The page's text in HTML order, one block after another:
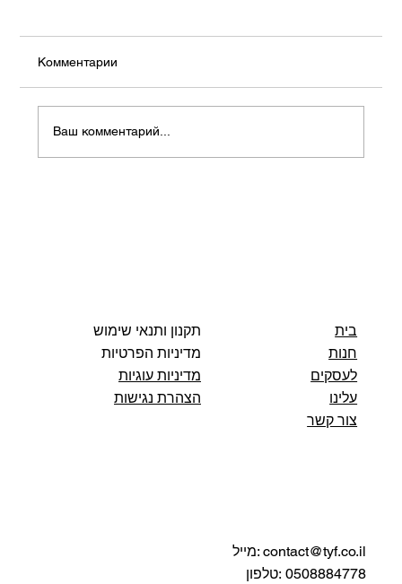
Комментарии
Ваш комментарий...
בית
חנות
לעסקים
עלינו
צור קשר
תקנון ותנאי שימוש
מדיניות הפרטיות
מדיניות עוגיות
הצהרת נגישות
contact@tyf.co.il :מייל
0508884778 :טלפון